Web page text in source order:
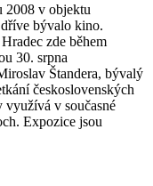
2008 v objektu
bývalo kino.
zde během
30. srpna
Štandera, bývalý
československých
využívá v současné
Expozice jsou